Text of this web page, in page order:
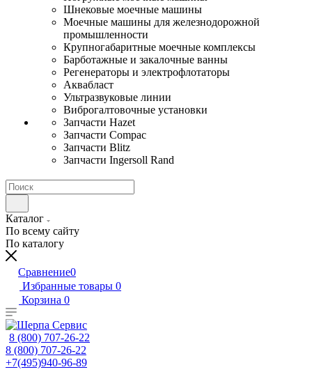
Шнековые моечные машины
Моечные машины для железнодорожной
промышленности
Крупногабаритные моечные комплексы
Барботажные и закалочные ванны
Регенераторы и электрофлотаторы
Аквабласт
Ультразвуковые линии
Виброгалтовочные установки
Запчасти Hazet
Запчасти Compac
Запчасти Blitz
Запчасти Ingersoll Rand
Каталог
По всему сайту
По каталогу
Сравнение0
Избранные товары 0
Корзина 0
8 (800) 707-26-22
8 (800) 707-26-22
+7(495)940-96-89